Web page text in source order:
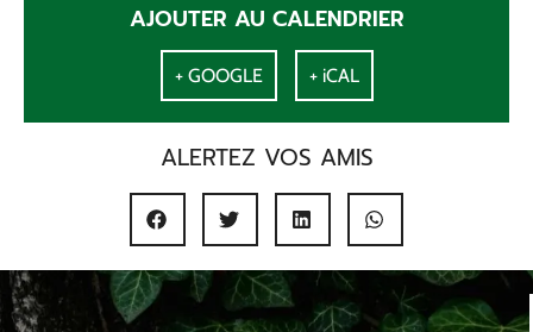
AJOUTER AU CALENDRIER
+ GOOGLE + iCAL
ALERTEZ VOS AMIS